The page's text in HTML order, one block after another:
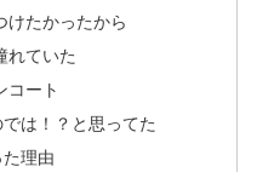
けたかったから
れていた
コート
は！？と思ってた
理由